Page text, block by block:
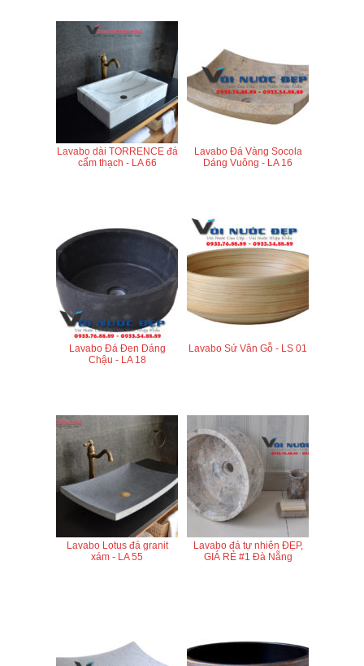
Lavabo dài TORRENCE đá
cẩm thạch - LA 66
Lavabo Đá Vàng Socola
Dáng Vuông - LA 16
Lavabo Đá Đen Dáng
Chậu - LA 18
Lavabo Sứ Vân Gỗ - LS 01
Lavabo Lotus đá granit
xám - LA 55
Lavabo đá tự nhiên ĐẸP,
GIÁ RẺ #1 Đà Nẵng